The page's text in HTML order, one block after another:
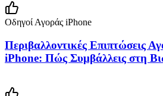
Οδηγοί Αγοράς iPhone
Περιβαλλοντικές Επιπτώσεις
iPhone: Πώς Συμβάλλεις στη